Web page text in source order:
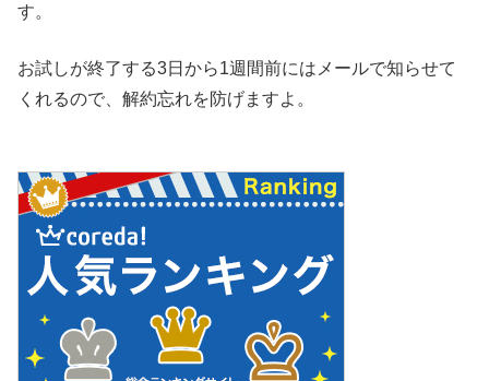
す。
お試しが終了する3日から1週間前にはメールで知らせて
くれるので、解約忘れを防げますよ。